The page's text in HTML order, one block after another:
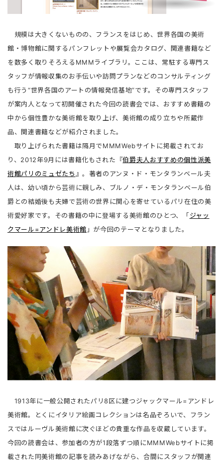
規模は大きくないものの、フランスをはじめ、世界各国の美術
館・博物館に関するパンフレットや展覧会カタログ、関連書籍など
を数多く取りそろえるMMMライブラリ。ここは、常駐する専門ス
タッフが情報収集のお手伝いや訪問プランなどのコンサルティング
も行う“世界各国のアートの情報発信基地”です。その専門スタッフ
が案内人となって初開催された今回の読書会では、おすすめ書籍の
中から個性豊かな美術館を取り上げ、美術館の成り立ちや所蔵作
品、関連書籍などが紹介されました。
取り上げられた書籍は隔月でMMMWebサイトに掲載されてお
り、2012年9月には書籍化もされた『伯爵夫人おすすめの個性派美
術館パリのミュゼたち 』。著者のアンヌ・ド・モンタランベール夫
人は、幼い頃から芸術に親しみ、ブルノ・デ・モンタランベール伯
爵との結婚後も夫婦で芸術の世界に関心を寄せているパリ在住の美
術愛好家です。その書籍の中に登場する美術館のひとつ、「ジャッ
クマール=アンドレ美術館 」が今回のテーマとなりました。
1913年に一般公開されたパリ8区に建つジャックマール=アンドレ
美術館。とくにイタリア絵画コレクションは名品ぞろいで、フラン
スではルーヴル美術館に次ぐほどの貴重な作品を収蔵しています。
今回の読書会は、参加者の方が1段落ずつ順にMMMWebサイトに掲
載された同美術館の記事を読みあげながら、合間にスタッフが関連